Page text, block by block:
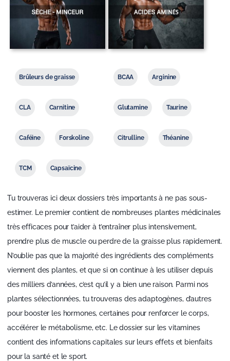
Brûleurs de graisse
CLA Carnitine
Caféine Forskoline
TCM Capsaïcine
BCAA Arginine
Glutamine Taurine
Citrulline Théanine
Tu trouveras ici deux dossiers très importants à ne pas sous-
estimer. Le premier contient de nombreuses plantes médicinales
très efficaces pour t’aider à t’entraîner plus intensivement,
prendre plus de muscle ou perdre de la graisse plus rapidement.
N’oublie pas que la majorité des ingrédients des compléments
viennent des plantes, et que si on continue à les utiliser depuis
des milliers d’années, c’est qu’il y a bien une raison. Parmi nos
plantes sélectionnées, tu trouveras des adaptogènes, d’autres
pour booster les hormones, certaines pour renforcer le corps,
accélérer le métabolisme, etc. Le dossier sur les vitamines
contient des informations capitales sur leurs effets et bienfaits
pour la santé et le sport.